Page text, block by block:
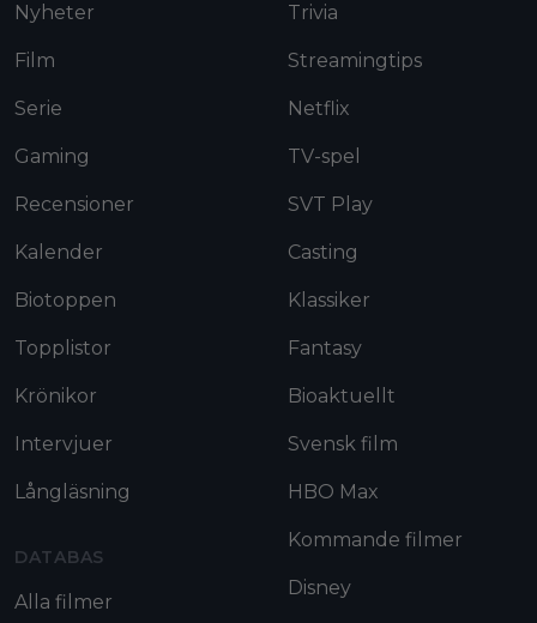
Nyheter
Film
Serie
Gaming
Recensioner
Kalender
Biotoppen
Topplistor
Krönikor
Intervjuer
Långläsning
DATABAS
Alla filmer
Trivia
Streamingtips
Netflix
TV-spel
SVT Play
Casting
Klassiker
Fantasy
Bioaktuellt
Svensk film
HBO Max
Kommande filmer
Disney